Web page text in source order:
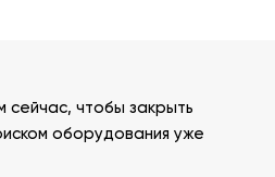
сейчас, чтобы закрыть
оборудования уже